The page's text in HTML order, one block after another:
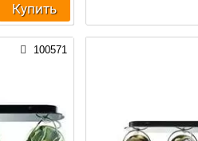
Купить
100571